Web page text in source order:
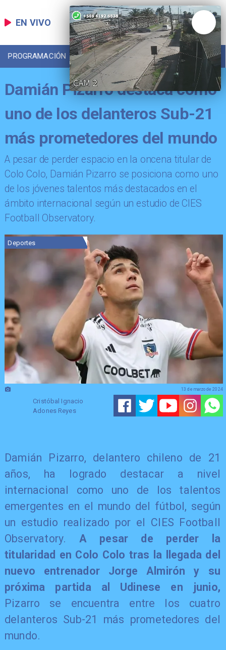
EN VIVO
PROGRAMACIÓN LOCAL DEPORTES
Damián Pizarro destaca como
uno de los delanteros Sub-21
más prometedores del mundo
​A pesar de perder espacio en la oncena titular de
Colo Colo, Damián Pizarro se posiciona como uno
de los jóvenes talentos más destacados en el
ámbito internacional según un estudio de CIES
Football Observatory.
Deportes
Cristóbal Ignacio
Adones Reyes
13 de marzo de 2024
​Damián Pizarro, delantero chileno de 21
años, ha logrado destacar a nivel
internacional como uno de los talentos
emergentes en el mundo del fútbol, según
un estudio realizado por el CIES Football
Observatory. A pesar de perder la
titularidad en Colo Colo tras la llegada del
nuevo entrenador Jorge Almirón y su
próxima partida al Udinese en junio,
Pizarro se encuentra entre los cuatro
delanteros Sub-21 más prometedores del
mundo.